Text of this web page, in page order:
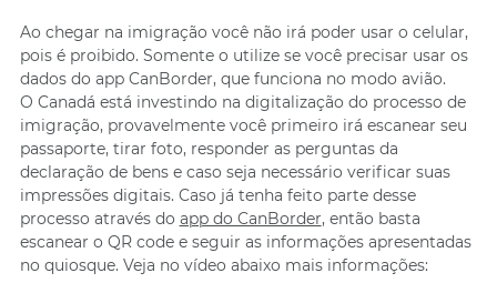
Ao chegar na imigração você não irá poder usar o celular,
pois é proibido. Somente o utilize se você precisar usar os
dados do app CanBorder, que funciona no modo avião.
O Canadá está investindo na digitalização do processo de
imigração, provavelmente você primeiro irá escanear seu
passaporte, tirar foto, responder as perguntas da
declaração de bens e caso seja necessário verificar suas
impressões digitais. Caso já tenha feito parte desse
processo através do app do CanBorder, então basta
escanear o QR code e seguir as informações apresentadas
no quiosque. Veja no vídeo abaixo mais informações: